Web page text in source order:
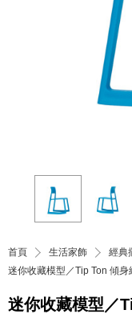
首頁 生活家飾 經典
迷你收藏模型／Tip Ton 傾身
迷你收藏模型／